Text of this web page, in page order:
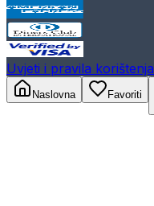
Uvjeti i pravila korištenja
Naslovna
Favoriti